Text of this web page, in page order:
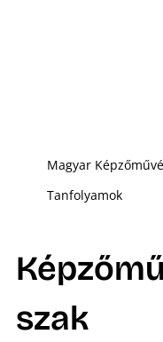
Magyar
Tanfolyamok
szak